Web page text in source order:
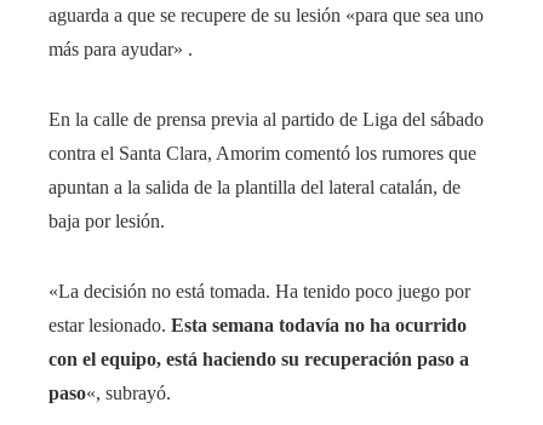
aguarda a que se recupere de su lesión «para que sea uno
más para ayudar» .
En la calle de prensa previa al partido de Liga del sábado
contra el Santa Clara, Amorim comentó los rumores que
apuntan a la salida de la plantilla del lateral catalán, de
baja por lesión.
«La decisión no está tomada. Ha tenido poco juego por
estar lesionado. Esta semana todavía no ha ocurrido
con el equipo, está haciendo su recuperación paso a
paso«, subrayó.